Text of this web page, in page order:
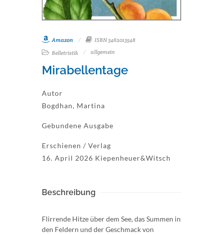
Amazon
ISBN 3462013548
Belletristik
allgemein
Mirabellentage
Autor
Bogdhan, Martina
Gebundene Ausgabe
Erschienen / Verlag
16. April 2026 Kiepenheuer&Witsch
Beschreibung
Flirrende Hitze über dem See, das Summen in
den Feldern und der Geschmack von